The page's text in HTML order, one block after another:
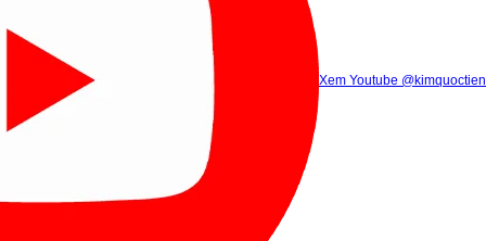
Xem Tik Tok
Gọi điện (8h00 - 21h30)
Xem Youtube @kimquoctien